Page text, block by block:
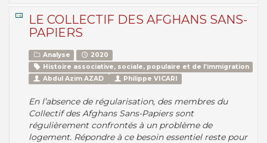
LE COLLECTIF DES AFGHANS SANS-
PAPIERS
Analyse
2020
Histoire associative, sociale, populaire et de l’immigration
Abdul Azim AZAD
Philippe VICARI
En l’absence de régularisation, des membres du
Collectif des Afghans Sans-Papiers sont
régulièrement confrontés à un problème de
logement. Répondre à ce besoin essentiel reste pour